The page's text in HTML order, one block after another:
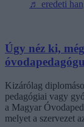
♬ eredeti
Úgy néz ki,
Kizárólag
pedagógiai vagy
a Magyar
melyet a szervezet